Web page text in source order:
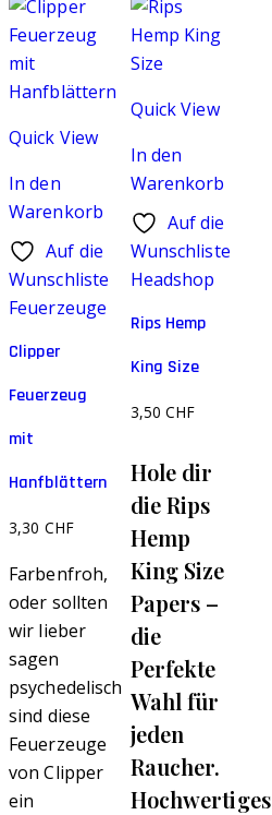
Quick View
In den
Warenkorb
Auf die
Wunschliste
Feuerzeuge
Clipper
Feuerzeug
mit
Hanfblättern
3,30 CHF
Farbenfroh,
oder sollten
wir lieber
sagen
psychedelisch
sind diese
Feuerzeuge
von Clipper
ein
Quick View
In den
Warenkorb
Auf die
Wunschliste
Headshop
Rips Hemp
King Size
3,50CHF
Hole dir
die Rips
Hemp
King Size
Papers –
die
Perfekte
Wahl für
jeden
Raucher.
Hochwertiges